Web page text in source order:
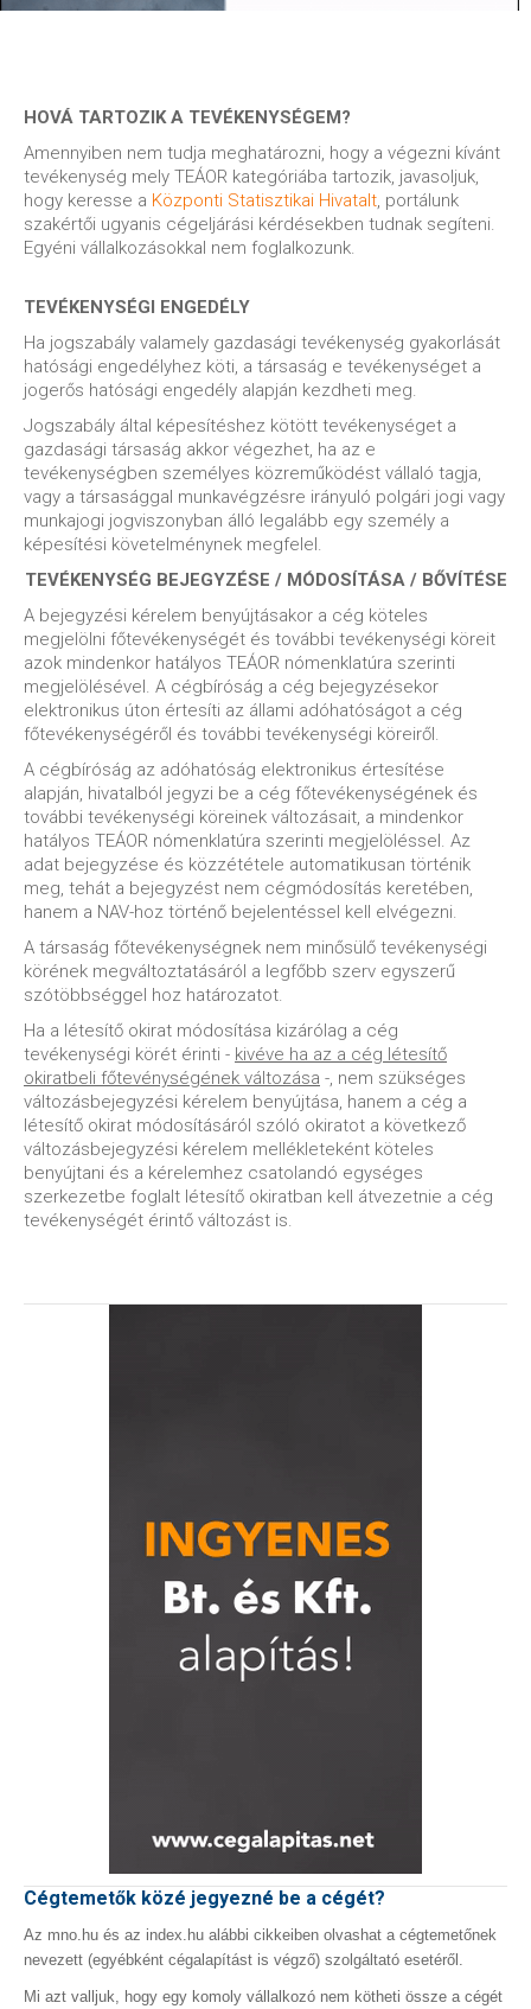
HOVÁ TARTOZIK A TEVÉKENYSÉGEM?
Amennyiben nem tudja meghatározni, hogy a végezni kívánt
tevékenység mely TEÁOR kategóriába tartozik, javasoljuk,
hogy keresse a Központi Statisztikai Hivatalt , portálunk
szakértői ugyanis cégeljárási kérdésekben tudnak segíteni.
Egyéni vállalkozásokkal nem foglalkozunk.
TEVÉKENYSÉGI ENGEDÉLY
Ha jogszabály valamely gazdasági tevékenység gyakorlását
hatósági engedélyhez köti, a társaság e tevékenységet a
jogerős hatósági engedély alapján kezdheti meg.
Jogszabály által képesítéshez kötött tevékenységet a
gazdasági társaság akkor végezhet, ha az e
tevékenységben személyes közreműködést vállaló tagja,
vagy a társasággal munkavégzésre irányuló polgári jogi vagy
munkajogi jogviszonyban álló legalább egy személy a
képesítési követelménynek megfelel.
TEVÉKENYSÉG BEJEGYZÉSE / MÓDOSÍTÁSA / BŐVÍTÉSE
A bejegyzési kérelem benyújtásakor a cég köteles
megjelölni főtevékenységét és további tevékenységi köreit
azok mindenkor hatályos TEÁOR nómenklatúra szerinti
megjelölésével. A cégbíróság a cég bejegyzésekor
elektronikus úton értesíti az állami adóhatóságot a cég
főtevékenységéről és további tevékenységi köreiről.
A cégbíróság az adóhatóság elektronikus értesítése
alapján, hivatalból jegyzi be a cég főtevékenységének és
további tevékenységi köreinek változásait, a mindenkor
hatályos TEÁOR nómenklatúra szerinti megjelöléssel. Az
adat bejegyzése és közzététele automatikusan történik
meg, tehát a bejegyzést nem cégmódosítás keretében,
hanem a NAV-hoz történő bejelentéssel kell elvégezni.
A társaság főtevékenységnek nem minősülő tevékenységi
körének megváltoztatásáról a legfőbb szerv egyszerű
szótöbbséggel hoz határozatot.
Ha a létesítő okirat módosítása kizárólag a cég
tevékenységi körét érinti - kivéve ha az a cég létesítő
okiratbeli főtevénységének változása -, nem szükséges
változásbejegyzési kérelem benyújtása, hanem a cég a
létesítő okirat módosításáról szóló okiratot a következő
változásbejegyzési kérelem mellékleteként köteles
benyújtani és a kérelemhez csatolandó egységes
szerkezetbe foglalt létesítő okiratban kell átvezetnie a cég
tevékenységét érintő változást is.
Cégtemetők közé jegyezné be a cégét?
Az mno.hu és az index.hu alábbi cikkeiben olvashat a cégtemetőnek
nevezett (egyébként cégalapítást is végző) szolgáltató esetéről.
Mi azt valljuk, hogy egy komoly vállalkozó nem kötheti össze a cégét